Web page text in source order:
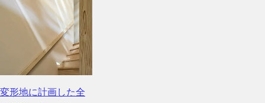
変形地に計画した全